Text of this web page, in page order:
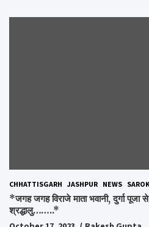
CHHATTISGARH JASHPUR NEWS
*जगह जगह विराजे माता भवानी, दुर्गा
श्रद्धालु……..*